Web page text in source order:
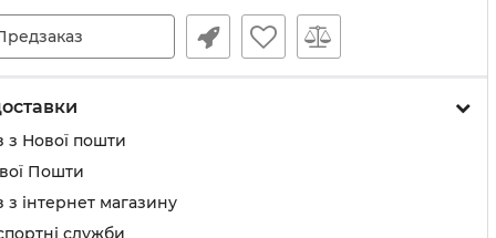
з Нової пошти
Пошти
з інтернет магазину
служби